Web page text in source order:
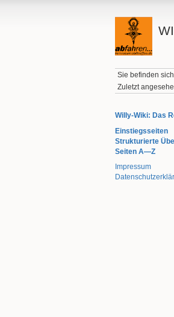
Sie befinden
Zuletzt
Willy-Wiki: Das
Einstiegsseiten
Strukturierte
Seiten A—Z
Impressum